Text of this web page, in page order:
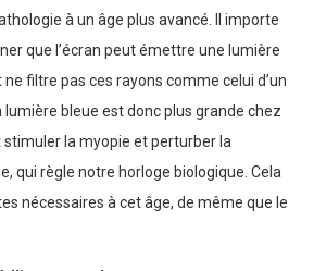
à un âge plus avancé. Il importe
que l’écran peut émettre une lumière
ne filtre pas ces rayons comme celui d’un
lumière bleue est donc plus grande chez
stimuler la myopie et perturber la
qui règle notre horloge biologique. Cela
nécessaires à cet âge, de même que le